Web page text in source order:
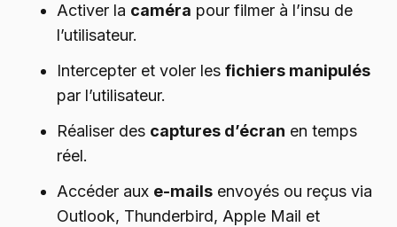
Activer la caméra pour filmer à l’insu de
l’utilisateur.
Intercepter et voler les fichiers manipulés
par l’utilisateur.
Réaliser des captures d’écran en temps
réel.
Accéder aux e-mails envoyés ou reçus via
Outlook, Thunderbird, Apple Mail et